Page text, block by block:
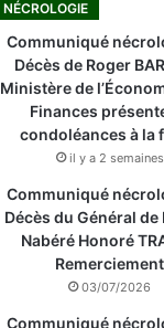
NÉCROLOGIE
Communiqué
Décès de Roger
Ministère de
Finances
condoléances à la
il y a 2 semaines
Communiqué
Décès du Général
Nabéré Honoré
03/07/2026
Communiqué